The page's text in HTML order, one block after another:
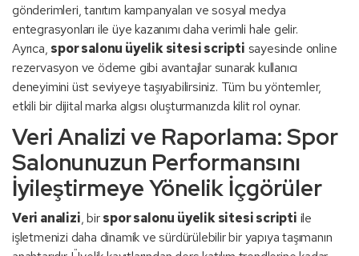
gönderimleri, tanıtım kampanyaları ve sosyal medya
entegrasyonları ile üye kazanımı daha verimli hale gelir.
Ayrıca, spor salonu üyelik sitesi scripti sayesinde online
rezervasyon ve ödeme gibi avantajlar sunarak kullanıcı
deneyimini üst seviyeye taşıyabilirsiniz. Tüm bu yöntemler,
etkili bir dijital marka algısı oluşturmanızda kilit rol oynar.
Veri Analizi ve Raporlama: Spor
Salonunuzun Performansını
İyileştirmeye Yönelik İçgörüler
Veri analizi, birspor salonu üyelik sitesi scripti ile
işletmenizi daha dinamik ve sürdürülebilir bir yapıya taşımanın